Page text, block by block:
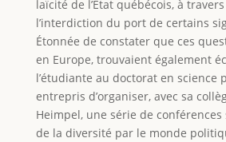
laïcité de l’État québécois, à
l’interdiction du port de certains
Étonnée de constater que ces
en Europe, trouvaient également
l’étudiante au doctorat en science
entrepris d’organiser, avec sa
Heimpel, une série de
de la diversité par le monde